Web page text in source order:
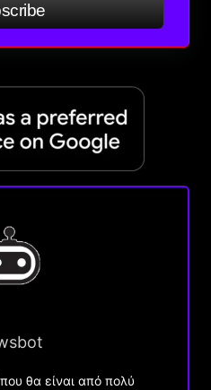
θα είναι από πολύ